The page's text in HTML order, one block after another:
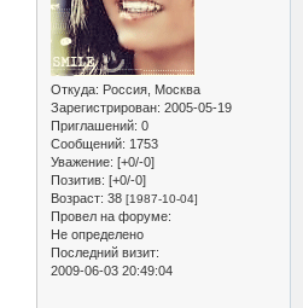
Откуда: Россия, Москва
Зарегистрирован: 2005-05-19
Приглашений: 0
Сообщений: 1753
Уважение: [+0/-0]
Позитив: [+0/-0]
Возраст: 38 [1987-10-04]
Провел на форуме:
Не определено
Последний визит:
2009-06-03 20:49:04